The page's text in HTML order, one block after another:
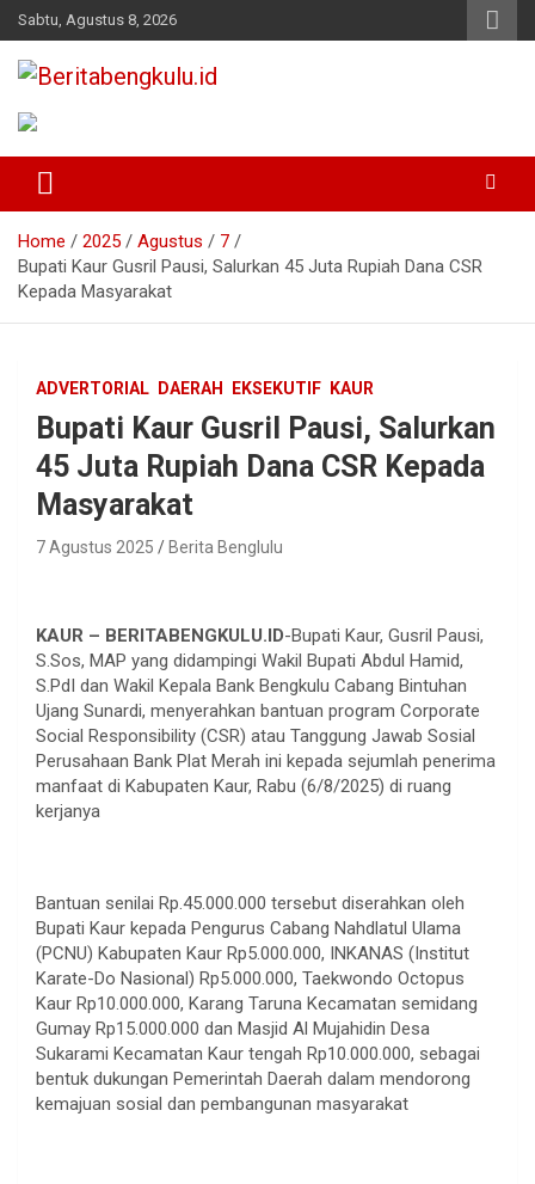
Skip
to
content
Sabtu, Agustus 8, 2026
Beritabengkulu.id
Home 2025 Agustus
7
Bupati Kaur Gusril Pausi, Salurkan 45 Juta Rupiah Dana CSR
Kepada Masyarakat
ADVERTORIAL DAERAH EKSEKUTIF KAUR
Bupati Kaur Gusril Pausi, Salurkan
45 Juta Rupiah Dana CSR Kepada
Masyarakat
7 Agustus 2025 Berita Benglulu
KAUR – BERITABENGKULU.ID-Bupati Kaur, Gusril Pausi,
S.Sos, MAP yang didampingi Wakil Bupati Abdul Hamid,
S.PdI dan Wakil Kepala Bank Bengkulu Cabang Bintuhan
Ujang Sunardi, menyerahkan bantuan program Corporate
Social Responsibility (CSR) atau Tanggung Jawab Sosial
Perusahaan Bank Plat Merah ini kepada sejumlah penerima
manfaat di Kabupaten Kaur, Rabu (6/8/2025) di ruang
kerjanya
Bantuan senilai Rp.45.000.000 tersebut diserahkan oleh
Bupati Kaur kepada Pengurus Cabang Nahdlatul Ulama
(PCNU) Kabupaten Kaur Rp5.000.000, INKANAS (Institut
Karate-Do Nasional) Rp5.000.000, Taekwondo Octopus
Kaur Rp10.000.000, Karang Taruna Kecamatan semidang
Gumay Rp15.000.000 dan Masjid Al Mujahidin Desa
Sukarami Kecamatan Kaur tengah Rp10.000.000, sebagai
bentuk dukungan Pemerintah Daerah dalam mendorong
kemajuan sosial dan pembangunan masyarakat